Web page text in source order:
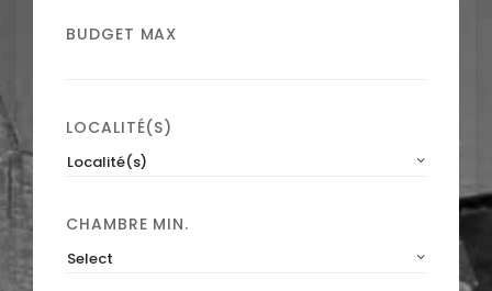
BUDGET MAX
LOCALITÉ(S)
Localité(s)
CHAMBRE MIN.
Select